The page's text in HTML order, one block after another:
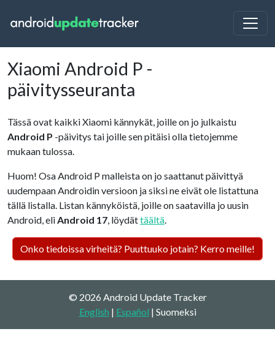
Xiaomi Android P -
päivitysseuranta
Tässä ovat kaikki Xiaomi kännykät, joille on jo julkaistu
Android P -päivitys tai joille sen pitäisi olla tietojemme
mukaan tulossa.
Huom! Osa Android P malleista on jo saattanut päivittyä
uudempaan Androidin versioon ja siksi ne eivät ole listattuna
tällä listalla. Listan kännyköistä, joille on saatavilla jo uusin
Android, eliAndroid 17, löydättäältä.
Onko tiedoissa virheitä? Puuttuuko jotain? Kerro meille!
© 2026 Android Update Tracker
English | Español | Suomeksi